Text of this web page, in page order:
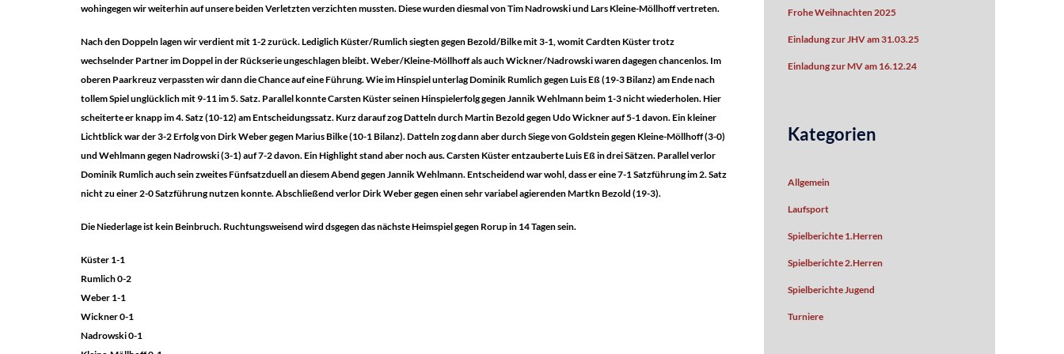
wohingegen wir weiterhin auf unsere beiden Verletzten verzichten mussten. Diese wurden diesmal von Tim Nadrowski und Lars Kleine-Möllhoff vertreten.
Nach den Doppeln lagen wir verdient mit 1-2 zurück. Lediglich Küster/Rumlich siegten gegen Bezold/Bilke mit 3-1, womit Cardten Küster trotz
wechselnder Partner im Doppel in der Rückserie ungeschlagen bleibt. Weber/Kleine-Möllhoff als auch Wickner/Nadrowski waren dagegen chancenlos. Im
oberen Paarkreuz verpassten wir dann die Chance auf eine Führung. Wie im Hinspiel unterlag Dominik Rumlich gegen Luis Eß (19-3 Bilanz) am Ende nach
tollem Spiel unglücklich mit 9-11 im 5. Satz. Parallel konnte Carsten Küster seinen Hinspielerfolg gegen Jannik Wehlmann beim 1-3 nicht wiederholen. Hier
scheiterte er knapp im 4. Satz (10-12) am Entscheidungssatz. Kurz darauf zog Datteln durch Martin Bezold gegen Udo Wickner auf 5-1 davon. Ein kleiner
Lichtblick war der 3-2 Erfolg von Dirk Weber gegen Marius Bilke (10-1 Bilanz). Datteln zog dann aber durch Siege von Goldstein gegen Kleine-Möllhoff (3-0)
und Wehlmann gegen Nadrowski (3-1) auf 7-2 davon. Ein Highlight stand aber noch aus. Carsten Küster entzauberte Luis Eß in drei Sätzen. Parallel verlor
Dominik Rumlich auch sein zweites Fünfsatzduell an diesem Abend gegen Jannik Wehlmann. Entscheidend war wohl, dass er eine 7-1 Satzführung im 2. Satz
nicht zu einer 2-0 Satzführung nutzen konnte. Abschließend verlor Dirk Weber gegen einen sehr variabel agierenden Martkn Bezold (19-3).
Die Niederlage ist kein Beinbruch. Ruchtungsweisend wird dsgegen das nächste Heimspiel gegen Rorup in 14 Tagen sein.
Küster 1-1
Rumlich 0-2
Weber 1-1
Wickner 0-1
Nadrowski 0-1
Frohe Weihnachten 2025
Einladung zur JHV am 31.03.25
Einladung zur MV am 16.12.24
Kategorien
Allgemein
Laufsport
Spielberichte 1.Herren
Spielberichte 2.Herren
Spielberichte Jugend
Turniere